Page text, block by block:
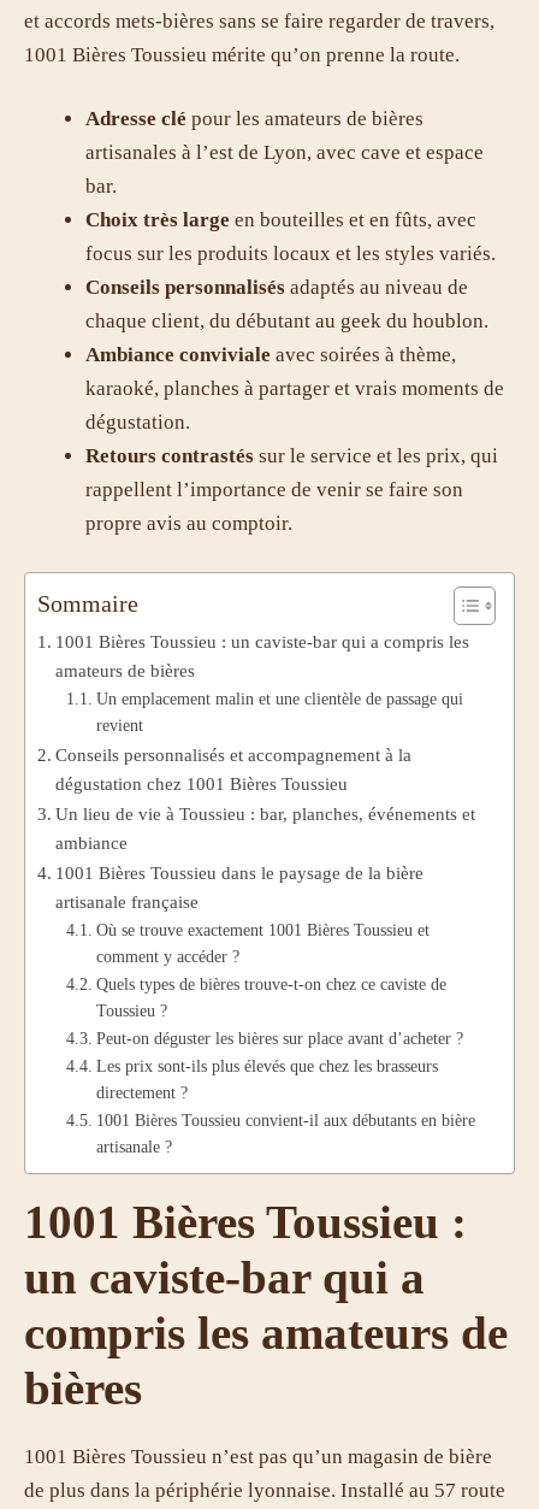
et accords mets-bières sans se faire regarder de travers,
1001 Bières Toussieu mérite qu’on prenne la route.
Adresse clé pour les amateurs de bières
artisanales à l’est de Lyon, avec cave et espace
bar.
Choix très large en bouteilles et en fûts, avec
focus sur les produits locaux et les styles variés.
Conseils personnalisés adaptés au niveau de
chaque client, du débutant au geek du houblon.
Ambiance conviviale avec soirées à thème,
karaoké, planches à partager et vrais moments de
dégustation.
Retours contrastés sur le service et les prix, qui
rappellent l’importance de venir se faire son
propre avis au comptoir.
Sommaire
1001 Bières Toussieu : un caviste-bar qui a compris les
amateurs de bières
Un emplacement malin et une clientèle de passage qui
revient
Conseils personnalisés et accompagnement à la
dégustation chez 1001 Bières Toussieu
Un lieu de vie à Toussieu : bar, planches, événements et
ambiance
1001 Bières Toussieu dans le paysage de la bière
artisanale française
Où se trouve exactement 1001 Bières Toussieu et
comment y accéder ?
Quels types de bières trouve-t-on chez ce caviste de
Toussieu ?
Peut-on déguster les bières sur place avant d’acheter ?
Les prix sont-ils plus élevés que chez les brasseurs
directement ?
1001 Bières Toussieu convient-il aux débutants en bière
artisanale ?
1001 Bières Toussieu :
un caviste-bar qui a
compris les amateurs de
bières
1001 Bières Toussieu n’est pas qu’un magasin de bière
de plus dans la périphérie lyonnaise. Installé au 57 route